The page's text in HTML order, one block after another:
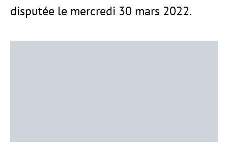
disputée le mercredi 30 mars 2022.